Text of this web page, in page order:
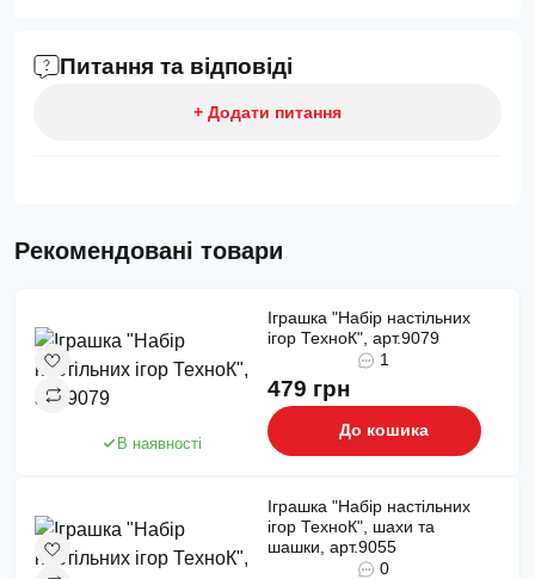
Питання та відповіді
+ Додати питання
Рекомендовані товари
В наявності
Іграшка "Набір настільних
ігор ТехноК", арт.9079
1
479 грн
До кошика
Іграшка "Набір настільних
ігор ТехноК", шахи та
шашки, арт.9055
0